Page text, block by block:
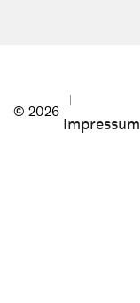
© 2026
Impressum